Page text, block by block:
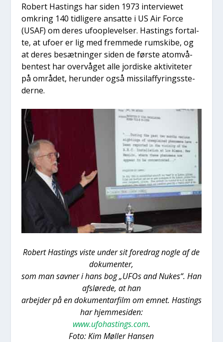
Robert Hastings har siden 1973 inter­viewet
omkring 140 tid­li­ge­re ansat­te i US Air For­ce
(USAF) om deres ufoop­le­vel­ser. Hastings for­tal­
te, at ufo­er er lig med frem­me­de rum­ski­be, og
at deres besæt­nin­ger siden de før­ste atom­vå­
ben­test har over­vå­get alle jor­di­ske akti­vi­te­ter
på områ­det, her­un­der også mis­silaf­fy­rings­ste­
der­ne.
Robert Hastings viste under sit fored­rag nog­le af de
doku­men­ter,
som man sav­ner i hans bog „UFOs and Nukes“. Han
afslø­re­de, at han
arbej­der på en doku­men­tar­film om emnet. Hastings
har hjem­mesi­den:
www.ufohastings.com.
Foto: Kim Møl­ler Han­sen